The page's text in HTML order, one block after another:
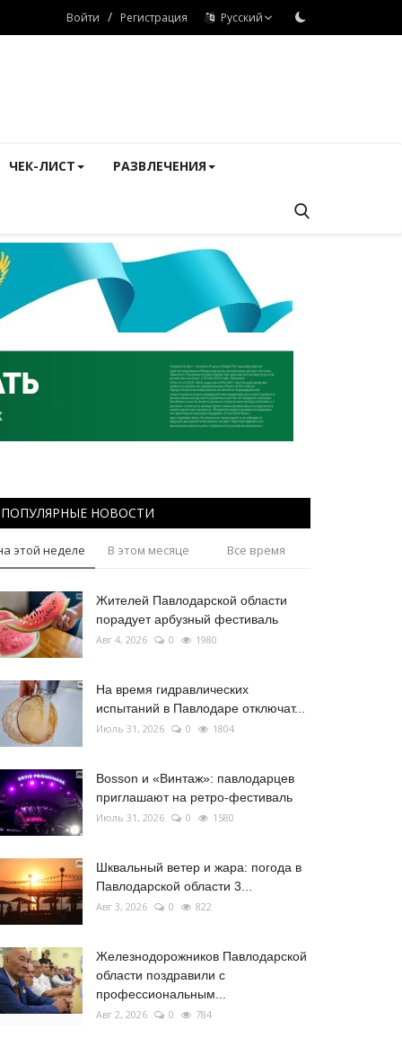
Войти / Регистрация Русский
ЧЕК-ЛИСТ РАЗВЛЕЧЕНИЯ
ПОПУЛЯРНЫЕ НОВОСТИ
этой неделе В этом месяце Все время
Жителей Павлодарской области
порадует арбузный фестиваль
Авг 4, 2026 0 1980
На время гидравлических
испытаний в Павлодаре отключат...
Июль 31, 2026 0 1804
Bosson и «Винтаж»: павлодарцев
приглашают на ретро-фестиваль
Июль 31, 2026 0 1580
Шквальный ветер и жара: погода в
Павлодарской области 3...
Авг 3, 2026 0 822
Железнодорожников Павлодарской
области поздравили с
профессиональным...
Авг 2, 2026 0 784